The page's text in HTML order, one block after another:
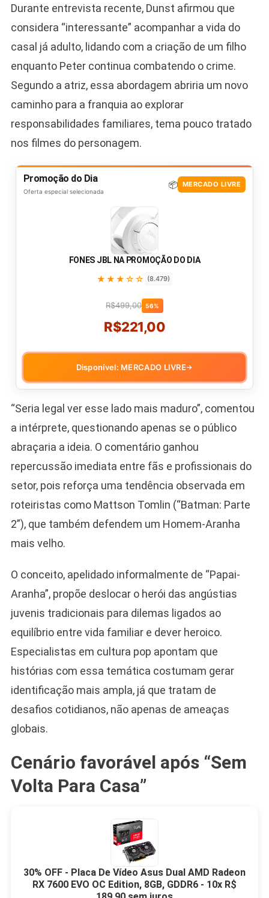
Durante entrevista recente, Dunst afirmou que
considera “interessante” acompanhar a vida do
casal já adulto, lidando com a criação de um filho
enquanto Peter continua combatendo o crime.
Segundo a atriz, essa abordagem abriria um novo
caminho para a franquia ao explorar
responsabilidades familiares, tema pouco tratado
nos filmes do personagem.
Promoção do Dia
Oferta especial selecionada
📦 MERCADO LIVRE
FONES JBL NA PROMOÇÃO DO DIA
★★★☆☆ (8.479)
R$499,00 56%
R$221,00
Disponível: MERCADO LIVRE→
“Seria legal ver esse lado mais maduro”, comentou
a intérprete, questionando apenas se o público
abraçaria a ideia. O comentário ganhou
repercussão imediata entre fãs e profissionais do
setor, pois reforça uma tendência observada em
roteiristas como Mattson Tomlin (“Batman: Parte
2”), que também defendem um Homem-Aranha
mais velho.
O conceito, apelidado informalmente de “Papai-
Aranha”, propõe deslocar o herói das angústias
juvenis tradicionais para dilemas ligados ao
equilíbrio entre vida familiar e dever heroico.
Especialistas em cultura pop apontam que
histórias com essa temática costumam gerar
identificação mais ampla, já que tratam de
desafios cotidianos, não apenas de ameaças
globais.
Cenário favorável após “Sem
Volta Para Casa”
30% OFF - Placa De Vídeo Asus Dual AMD Radeon
RX 7600 EVO OC Edition, 8GB, GDDR6 - 10x R$